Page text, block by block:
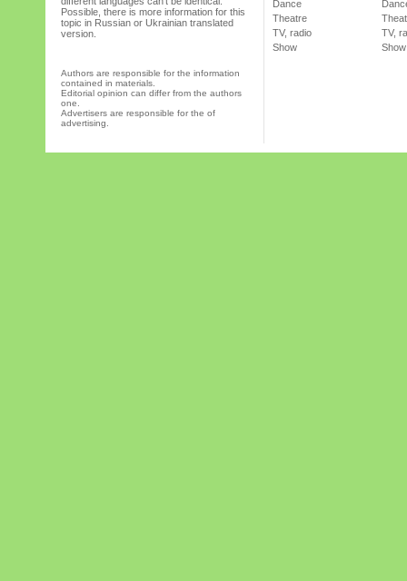
Possible, there is more information for this
topic in Russian or Ukrainian translated
version.
Authors are responsible for the information
contained in materials.
Editorial opinion can differ from the authors
one.
Advertisers are responsible for the of
advertising.
Dance
Theatre
TV, radio
Show
TV,
Show